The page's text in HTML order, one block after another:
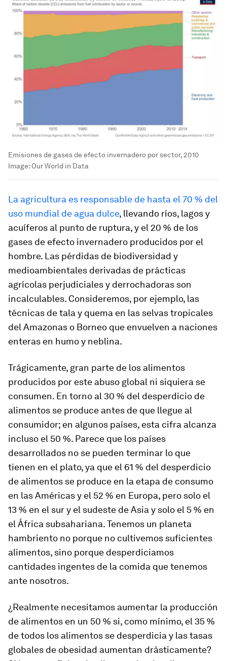
Emisiones de gases de efecto invernadero por sector, 2010
Image: Our World in Data
La agricultura es responsable de hasta el 70 % del
uso mundial de agua dulce, llevando ríos, lagos y
acuíferos al punto de ruptura, y el 20 % de los
gases de efecto invernadero producidos por el
hombre. Las pérdidas de biodiversidad y
medioambientales derivadas de prácticas
agrícolas perjudiciales y derrochadoras son
incalculables. Consideremos, por ejemplo, las
técnicas de tala y quema en las selvas tropicales
del Amazonas o Borneo que envuelven a naciones
enteras en humo y neblina.
Trágicamente, gran parte de los alimentos
producidos por este abuso global ni siquiera se
consumen. En torno al 30 % del desperdicio de
alimentos se produce antes de que llegue al
consumidor; en algunos países, esta cifra alcanza
incluso el 50 %. Parece que los países
desarrollados no se pueden terminar lo que
tienen en el plato, ya que el 61 % del desperdicio
de alimentos se produce en la etapa de consumo
en las Américas y el 52 % en Europa, pero solo el
13 % en el sur y el sudeste de Asia y solo el 5 % en
el África subsahariana. Tenemos un planeta
hambriento no porque no cultivemos suficientes
alimentos, sino porque desperdiciamos
cantidades ingentes de la comida que tenemos
ante nosotros.
¿Realmente necesitamos aumentar la producción
de alimentos en un 50 % si, como mínimo, el 35 %
de todos los alimentos se desperdicia y las tasas
globales de obesidad aumentan drásticamente?